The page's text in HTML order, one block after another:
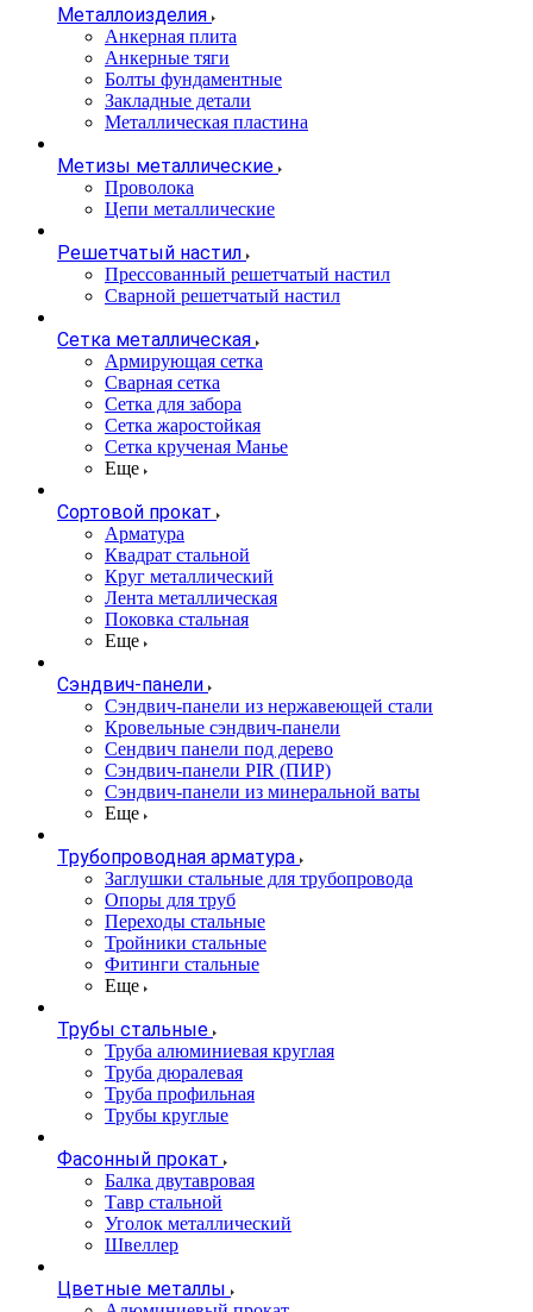
Металлоизделия
Анкерная плита
Анкерные тяги
Болты фундаментные
Закладные детали
Металлическая пластина
Метизы металлические
Проволока
Цепи металлические
Решетчатый настил
Прессованный решетчатый настил
Сварной решетчатый настил
Сетка металлическая
Армирующая сетка
Сварная сетка
Сетка для забора
Сетка жаростойкая
Сетка крученая Манье
Еще
Сортовой прокат
Арматура
Квадрат стальной
Круг металлический
Лента металлическая
Поковка стальная
Еще
Сэндвич-панели
Cэндвич-панели из нержавеющей стали
Кровельные сэндвич-панели
Сендвич панели под дерево
Сэндвич-панели PIR (ПИР)
Сэндвич-панели из минеральной ваты
Еще
Трубопроводная арматура
Заглушки стальные для трубопровода
Опоры для труб
Переходы стальные
Тройники стальные
Фитинги стальные
Еще
Трубы стальные
Труба алюминиевая круглая
Труба дюралевая
Труба профильная
Трубы круглые
Фасонный прокат
Балка двутавровая
Тавр стальной
Уголок металлический
Швеллер
Цветные металлы